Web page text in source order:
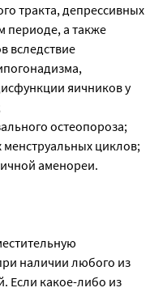
тракта, депрессивных
периоде, а также
вследствие
яичников у
остеопороза;
циклов;
аменореи.
наличии любого из
Если какое-либо из